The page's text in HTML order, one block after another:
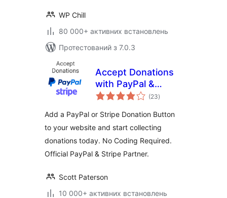
WP Chill
80 000+ активних встановлень
Протестований з 7.0.3
Accept Donations
with PayPal &
Stripe
(23загальний
рейтинг
)
Add a PayPal or Stripe Donation Button
to your website and start collecting
donations today. No Coding Required.
Official PayPal & Stripe Partner.
Scott Paterson
10 000+ активних встановлень